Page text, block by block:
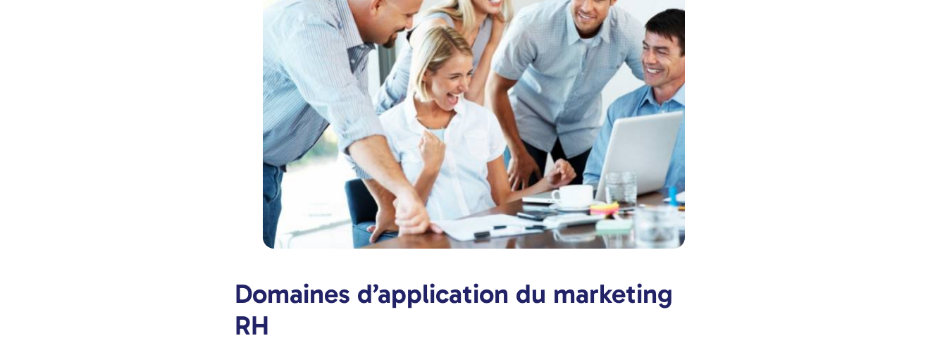
Domaines d’application du marketing
RH